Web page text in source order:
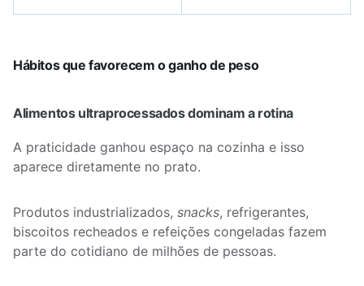
Hábitos que favorecem o ganho de peso
Alimentos ultraprocessados dominam a rotina
A praticidade ganhou espaço na cozinha e isso
aparece diretamente no prato.
Produtos industrializados, snacks, refrigerantes,
biscoitos recheados e refeições congeladas fazem
parte do cotidiano de milhões de pessoas.